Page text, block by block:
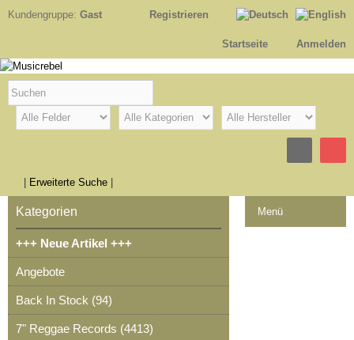
Kundengruppe: Gast Registrieren
Anmelden
Startseite
Erweiterte Suche
Menü
Kategorien
+++ Neue Artikel +++
Angebote
Back In Stock (94)
7" Reggae Records (4413)